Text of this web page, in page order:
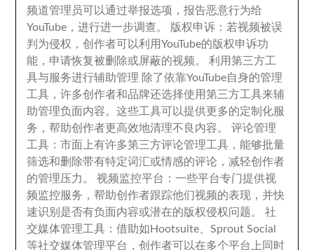
频道管理员可以通过举报选项 ，报告恶意行为给
YouTube ，进行进一步调查。 版权申诉 ： 若视频被误
判为侵权 ，创作者可以利用YouTube的版权申诉功
能 ， 申请恢复被删除或屏蔽的视频。利用第三方工
具与服务进行辅助管理 除了依靠YouTube自身的管理
工具 ，许多创作者和品牌还选择使用第三方工具来辅
助管理负面内容。这些工具可以提供更多的定制化服
务 ，帮助创作者更高效地清理不良内容。评论管理
工具 ：市面上有许多第三方评论管理工具 ，能够批量
筛选和删除带有特定词汇或情感的评论 ，减轻创作者
的管理压力 。视频监控平台 ：一些平台专门提供视
频监控服务 ，帮助创作者跟踪他们视频的表现 ， 并快
速识别是否有负面内容或潜在的版权侵权问题。社
交媒体管理工具 ：借助如Hootsuite 、Sprout Social
等社交媒体管理平台 ，创作者可以在多个平台上同时